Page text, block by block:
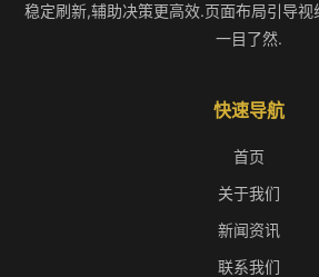
稳定刷新,辅助决策更高效.页面布局引导
一目了然.
快速导航
首页
关于我们
新闻资讯
联系我们